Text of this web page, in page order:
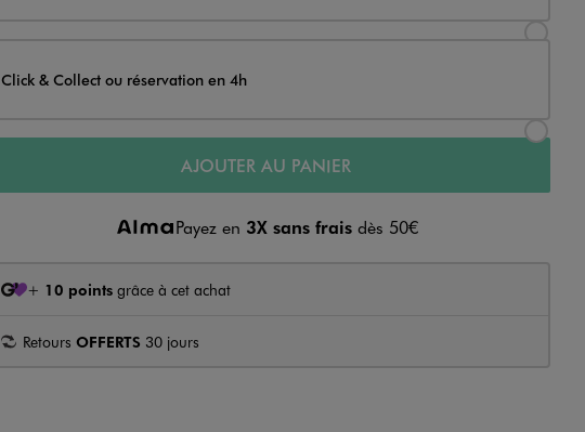
Click & Collect ou réservation en 4h
AJOUTER AU PANIER
Payez en 3X sans fraisdès 50€
+ 10 pointsgrâce à cet achat
Retours OFFERTS 30 jours